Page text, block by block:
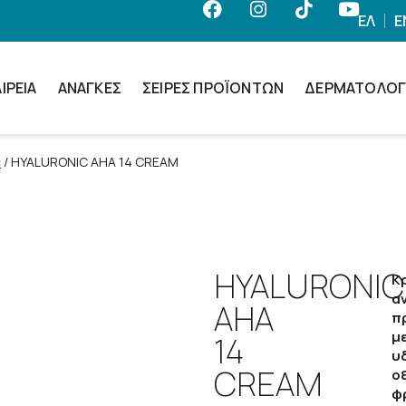
ΕΛ
ΑΝΆΓΚΕΣ ΣΕΙΡΈΣ ΠΡΟΪΌΝΤΩΝ
/ HYALURONIC AHA 14 CREAM
HYALURONIC
AHA
14
CREAM